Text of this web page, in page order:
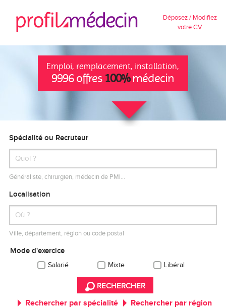
Déposez / Modifiez
votre CV
Emploi, remplacement, installation,
9996 offres 100%médecin
Spécialité ou Recruteur
Généraliste, chirurgien, médecin de PMI…
Localisation
Ville, département, région ou code postal
Mode d'exercice
Salarié Mixte Libéral
RECHERCHER
Rechercher par spécialité Rechercher par région